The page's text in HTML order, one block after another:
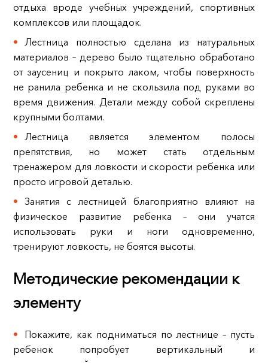
отдыха вроде учебных учреждений, спортивных
комплексов или площадок.
Лестница полностью сделана из натуральных
материалов – дерево было тщательно обработано
от заусениц и покрыто лаком, чтобы поверхность
не ранила ребенка и не скользила под руками во
время движения. Детали между собой скреплены
крупными болтами.
Лестница является элементом полосы
препятствия, но может стать отдельным
тренажером для ловкости и скорости ребенка или
просто игровой деталью.
Занятия с лестницей благоприятно влияют на
физическое развитие ребенка – они учатся
использовать руки и ноги одновременно,
тренируют ловкость, не боятся высоты.
Методические рекомендации к
элементу
Покажите, как подниматься по лестнице – пусть
ребенок попробует вертикальный и